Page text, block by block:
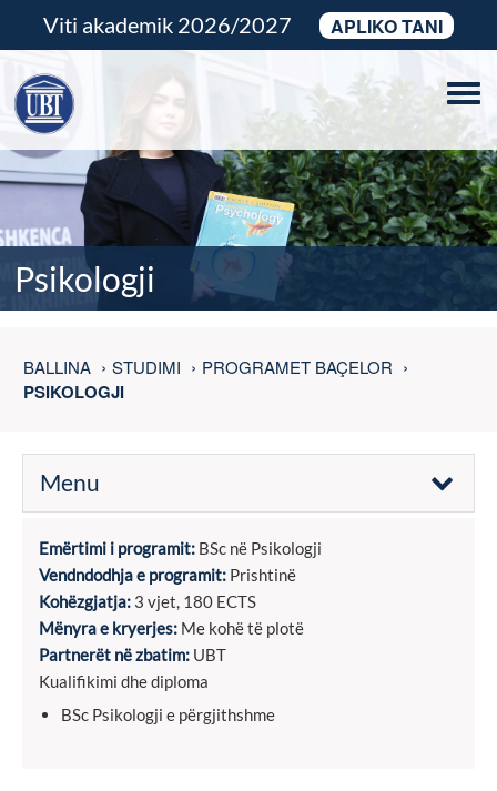
Viti akademik 2026/2027 APLIKO TANI
Psikologji
BALLINA STUDIMI PROGRAMET BAÇELOR
PSIKOLOGJI
Menu
Emërtimi i programit: BSc në Psikologji
Vendndodhja e programit: Prishtinë
Kohëzgjatja: 3 vjet, 180 ECTS
Mënyra e kryerjes: Me kohë të plotë
Partnerët në zbatim: UBT
Kualifikimi dhe diploma
BSc Psikologji e përgjithshme